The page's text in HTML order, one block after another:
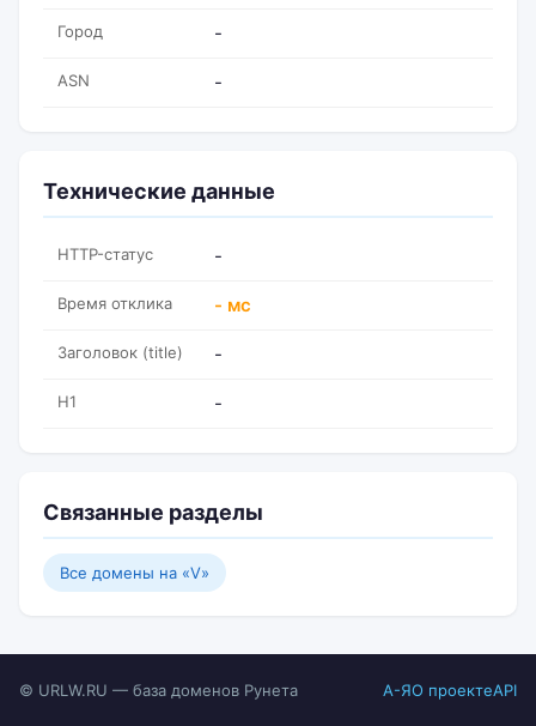
Город -
ASN -
Технические данные
HTTP-статус -
Время отклика - мс
Заголовок (title) -
H1 -
Связанные разделы
Все домены на «V»
© URLW.RU — база доменов Рунета А-ЯО проектеAPI